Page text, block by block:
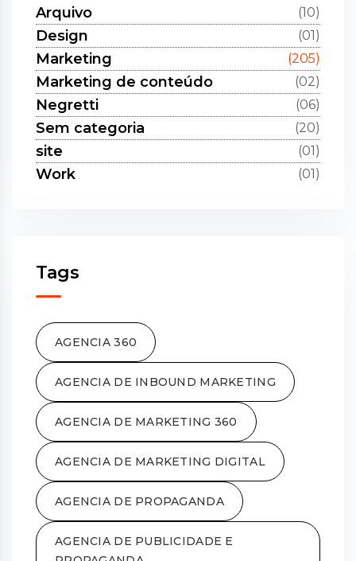
Arquivo (10)
Design (01)
Marketing (205)
Marketing de conteúdo (02)
Negretti (06)
Sem categoria (20)
site (01)
Work (01)
Tags
AGENCIA 360
AGENCIA DE INBOUND MARKETING
AGENCIA DE MARKETING 360
AGENCIA DE MARKETING DIGITAL
AGENCIA DE PROPAGANDA
AGENCIA DE PUBLICIDADE E